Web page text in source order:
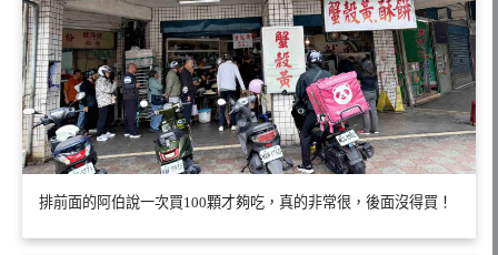
排前面的阿伯說一次買100顆才夠吃，真的非常很，後面沒得買！